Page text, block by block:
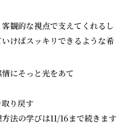
観的な視点で支えてくれるし
けばスッキリできるような希
にそっと光をあて
り戻す
法の学びは11/16まで続きます